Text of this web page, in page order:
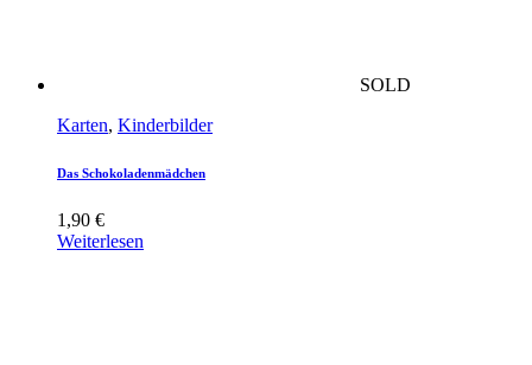
SOLD
Karten, Kinderbilder
Das Schokoladenmädchen
1,90 €
Weiterlesen